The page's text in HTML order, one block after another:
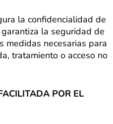
la confidencialidad de
la seguridad de
medidas necesarias para
tratamiento o acceso no
POR EL